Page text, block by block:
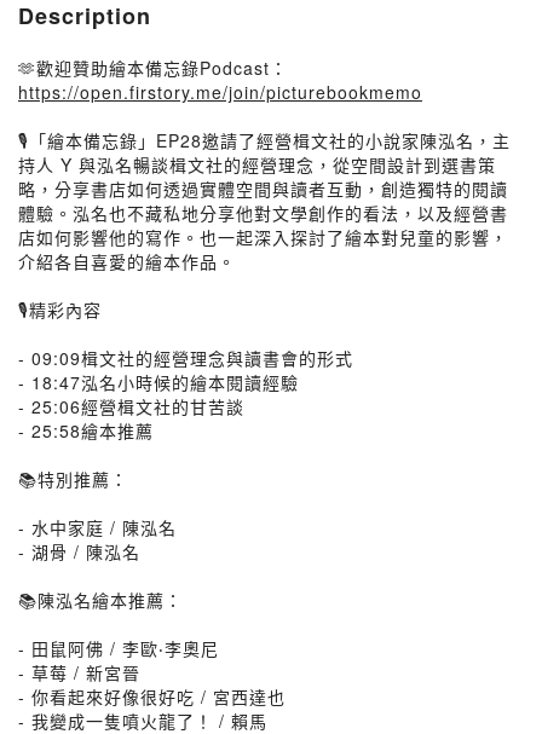
Description
🫶歡迎贊助繪本備忘錄Podcast：
https://open.firstory.me/join/picturebookmemo
🎙️「繪本備忘錄」EP28邀請了經營楫文社的小說家陳泓名，主
持人 Y 與泓名暢談楫文社的經營理念，從空間設計到選書策
略，分享書店如何透過實體空間與讀者互動，創造獨特的閱讀
體驗。泓名也不藏私地分享他對文學創作的看法，以及經營書
店如何影響他的寫作。也一起深入探討了繪本對兒童的影響，
介紹各自喜愛的繪本作品。
🎙️精彩內容
- 09:09楫文社的經營理念與讀書會的形式
- 18:47泓名小時候的繪本閱讀經驗
- 25:06經營楫文社的甘苦談
- 25:58繪本推薦
📚特別推薦：
- 水中家庭 / 陳泓名
- 湖骨 / 陳泓名
📚陳泓名繪本推薦：
- 田鼠阿佛 / 李歐‧李奧尼
- 草莓 / 新宮晉
- 你看起來好像很好吃 / 宮西達也
- 我變成一隻噴火龍了！ / 賴馬